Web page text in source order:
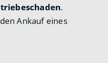
.
Ankauf eines